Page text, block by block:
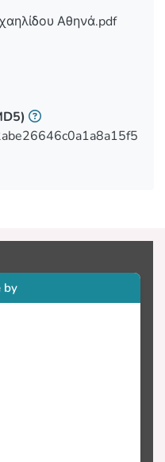
χαρακτηριστικά του
αρχές σχεδιασμού,
και οι
αποτελείται από
μέρος, όπου
ο στατικός
στοιχείων της
υπολογισμούς στο χέρι,
και ο σχεδιασμός
στοιχείων της
συνέχεια συγκρίθηκαν
από την
παρούσας πτυχιακής
διαρκώς μέσα από την
Αθηνά.pdf
by